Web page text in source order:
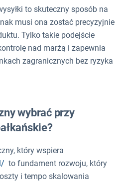
to skuteczny sposób na
musi ona zostać precyzyjnie
Tylko takie podejście
nad marżą i zapewnia
zagranicznych bez ryzyka
wybrać przy
który wspiera
to fundament rozwoju, który
i tempo skalowania